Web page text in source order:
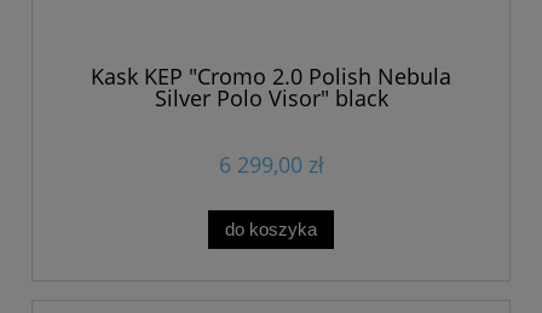
Kask KEP "Cromo 2.0 Polish Nebula
Silver Polo Visor" black
6 299,00 zł
do koszyka